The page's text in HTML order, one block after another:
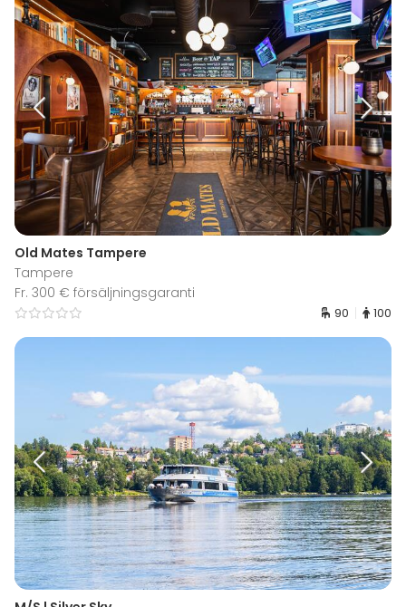
Old Mates Tampere
Tampere
Fr. 300 € försäljningsgaranti
90 100